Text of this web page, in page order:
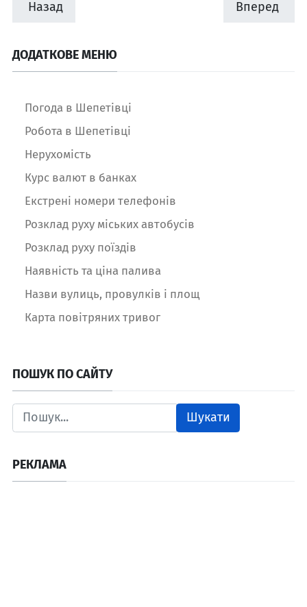
Назад Вперед
ДОДАТКОВЕ МЕНЮ
Погода в Шепетівці
Робота в Шепетівці
Нерухомість
Курс валют в банках
Екстрені номери телефонів
Розклад руху міських автобусів
Розклад руху поїздів
Наявність та ціна палива
Назви вулиць, провулків і площ
Карта повітряних тривог
ПОШУК ПО САЙТУ
Шукати
РЕКЛАМА